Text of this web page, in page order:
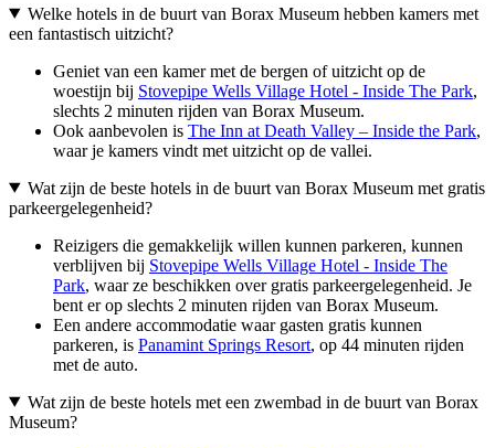
Welke hotels in de buurt van Borax Museum hebben kamers met
een fantastisch uitzicht?
Geniet van een kamer met de bergen of uitzicht op de
woestijn bij Stovepipe Wells Village Hotel - Inside The Park,
slechts 2 minuten rijden van Borax Museum.
Ook aanbevolen is The Inn at Death Valley – Inside the Park,
waar je kamers vindt met uitzicht op de vallei.
Wat zijn de beste hotels in de buurt van Borax Museum met gratis
parkeergelegenheid?
Reizigers die gemakkelijk willen kunnen parkeren, kunnen
verblijven bij Stovepipe Wells Village Hotel - Inside The
Park, waar ze beschikken over gratis parkeergelegenheid. Je
bent er op slechts 2 minuten rijden van Borax Museum.
Een andere accommodatie waar gasten gratis kunnen
parkeren, is Panamint Springs Resort, op 44 minuten rijden
met de auto.
Wat zijn de beste hotels met een zwembad in de buurt van Borax
Museum?